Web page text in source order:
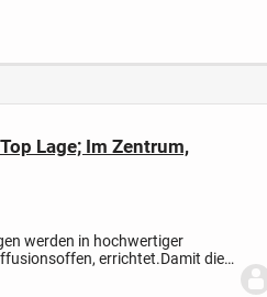
Lage; Im Zentrum,
werden in hochwertiger
errichtet.Damit die
wir...